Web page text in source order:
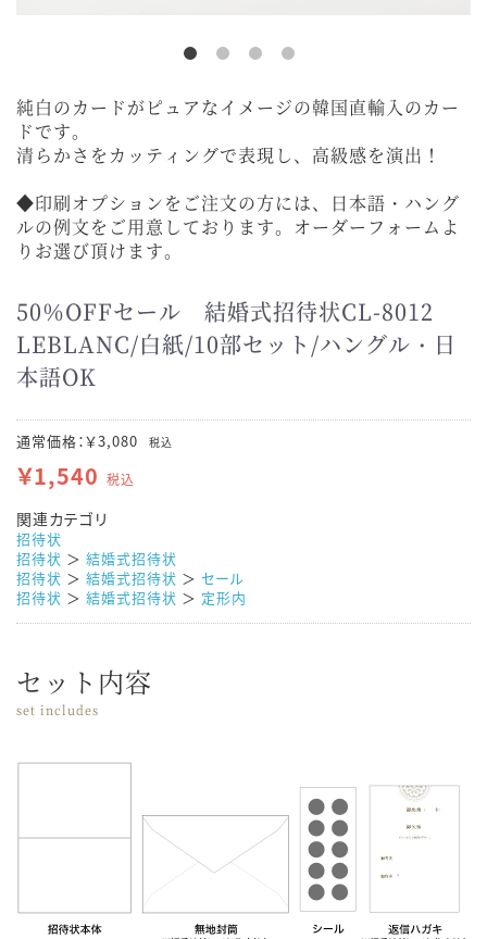
純白のカードがピュアなイメージの韓国直輸入のカー
ドです。
清らかさをカッティングで表現し、高級感を演出！
◆印刷オプションをご注文の方には、日本語・ハング
ルの例文をご用意しております。オーダーフォームよ
りお選び頂けます。
50％OFFセール 結婚式招待状CL-8012
LEBLANC/白紙/10部セット/ハングル・日
本語OK
通常価格：￥3,080 税込
￥1,540 税込
関連カテゴリ
招待状
招待状 ＞ 結婚式招待状
招待状 ＞ 結婚式招待状 ＞ セール
招待状 ＞ 結婚式招待状 ＞ 定形内
セット内容
set includes